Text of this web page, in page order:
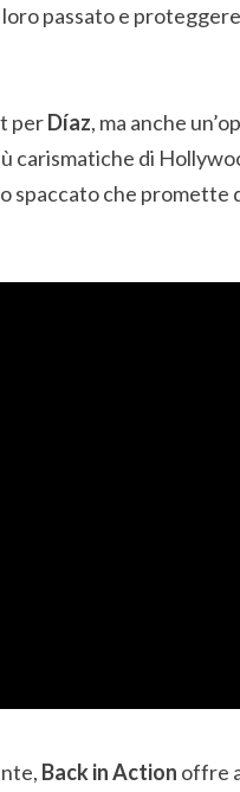
passato e
perDíaz, ma anche
carismatiche di
spaccato che
Back in Action offre